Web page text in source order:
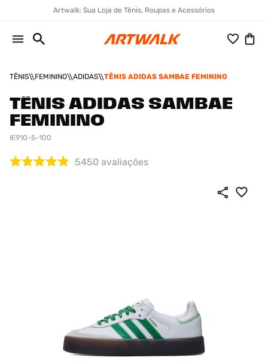
Artwalk: Sua Loja de Tênis, Roupas e Acessórios
TÊNIS FEMININO ADIDAS TÊNIS ADIDAS SAMBAE FEMININO
TÊNIS ADIDAS SAMBAE
FEMININO
IE910-5-100
5450 avaliações